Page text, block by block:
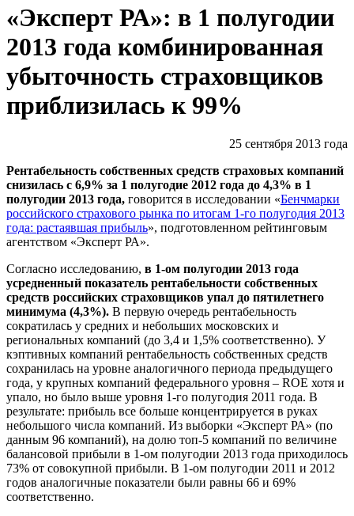
«Эксперт РА»: в 1 полугодии
2013 года комбинированная
убыточность страховщиков
приблизилась к 99%
25 сентября 2013 года
Рентабельность собственных средств страховых компаний
снизилась с 6,9% за 1 полугодие 2012 года до 4,3% в 1
полугодии 2013 года, говорится в исследовании «Бенчмарки
российского страхового рынка по итогам 1-го полугодия 2013
года: растаявшая прибыль», подготовленном рейтинговым
агентством «Эксперт РА».
Согласно исследованию, в 1-ом полугодии 2013 года
усредненный показатель рентабельности собственных
средств российских страховщиков упал до пятилетнего
минимума (4,3%). В первую очередь рентабельность
сократилась у средних и небольших московских и
региональных компаний (до 3,4 и 1,5% соответственно). У
кэптивных компаний рентабельность собственных средств
сохранилась на уровне аналогичного периода предыдущего
года, у крупных компаний федерального уровня – ROE хотя и
упало, но было выше уровня 1-го полугодия 2011 года. В
результате: прибыль все больше концентрируется в руках
небольшого числа компаний. Из выборки «Эксперт РА» (по
данным 96 компаний), на долю топ-5 компаний по величине
балансовой прибыли в 1-ом полугодии 2013 года приходилось
73% от совокупной прибыли. В 1-ом полугодии 2011 и 2012
годов аналогичные показатели были равны 66 и 69%
соответственно.